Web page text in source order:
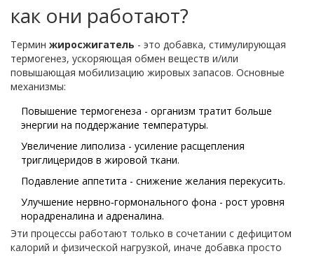
как они работают?
Термин жиросжигатель - это добавка, стимулирующая
термогенез, ускоряющая обмен веществ и/или
повышающая мобилизацию жировых запасов. Основные
механизмы:
Повышение термогенеза - организм тратит больше
энергии на поддержание температуры.
Увеличение липолиза - усиление расщепления
триглицеридов в жировой ткани.
Подавление аппетита - снижение желания перекусить.
Улучшение нервно‑гормонального фона - рост уровня
норадреналина и адреналина.
Эти процессы работают только в сочетании с дефицитом
калорий и физической нагрузкой, иначе добавка просто